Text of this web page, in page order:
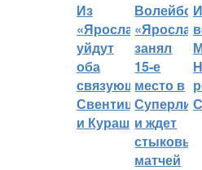
Из
«Ярославича»
уйдут
оба
связующих:
Свентицкис
и Кураш
занял
15-е
место в
и ждет
стыковых
матчей